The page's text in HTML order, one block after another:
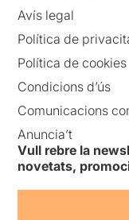
Avís legal
Política de
Política de cookies
Condicions d’ús
Comunicacions
Anuncia’t
Vull rebre la
novetats,